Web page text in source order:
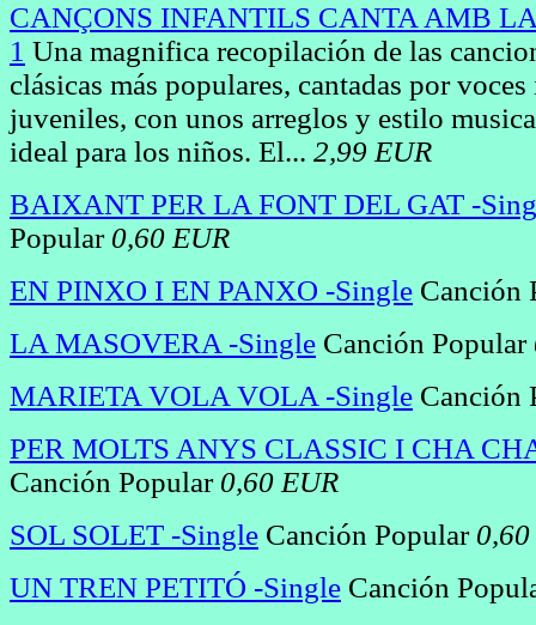
CANÇONS INFANTILS CANTA AMB
1 Una magnifica recopilación de las
clásicas más populares, cantadas por
juveniles, con unos arreglos y estilo
ideal para los niños. El... 2,99 EUR
BAIXANT PER LA FONT DEL GAT -
Popular 0,60 EUR
EN PINXO I EN PANXO -Single Canción
LA MASOVERA -Single Canción Popular
MARIETA VOLA VOLA -Single Canción
PER MOLTS ANYS CLASSIC I CHA
Canción Popular 0,60 EUR
SOL SOLET -Single Canción Popular
UN TREN PETITÓ -Single Canción